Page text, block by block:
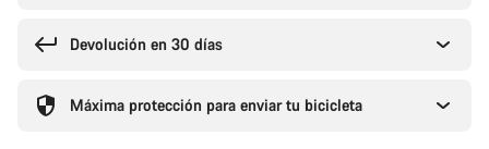
Devolución en 30 días
Máxima protección para enviar tu bicicleta